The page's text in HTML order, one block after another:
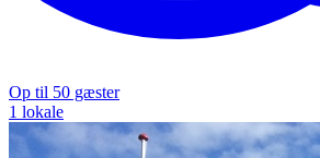
Op til 50 gæster
1 lokale